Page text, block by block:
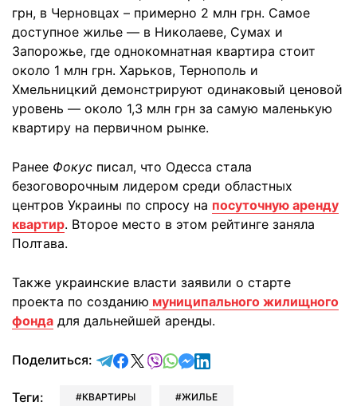
грн, в Черновцах – примерно 2 млн грн. Самое
доступное жилье — в Николаеве, Сумах и
Запорожье, где однокомнатная квартира стоит
около 1 млн грн. Харьков, Тернополь и
Хмельницкий демонстрируют одинаковый ценовой
уровень — около 1,3 млн грн за самую маленькую
квартиру на первичном рынке.
Ранее Фокус писал, что Одесса стала
безоговорочным лидером среди областных
центров Украины по спросу на посуточную аренду
квартир. Второе место в этом рейтинге заняла
Полтава.
Также украинские власти заявили о старте
проекта по созданию муниципального жилищного
фонда для дальнейшей аренды.
Поделиться: отправить в Telegram
поделиться в Facebook
поделиться в X
отправить в Viber
отправить в Whatsapp
отправить в Messenger
отправить в LinkedIn
Теги: КВАРТИРЫ ЖИЛЬЕ